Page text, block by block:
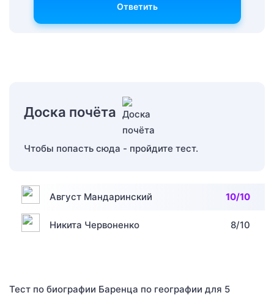
Ответить
Доска почёта
Чтобы попасть сюда - пройдите тест.
Август Мандаринский 10/10
Никита Червоненко 8/10
Тест по биографии Баренца по географии для 5